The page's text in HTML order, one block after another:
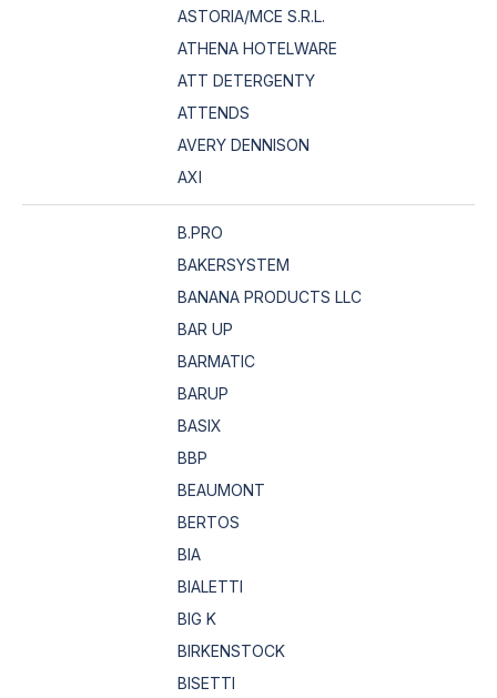
ASTORIA/MCE S.R.L.
ATHENA HOTELWARE
ATT DETERGENTY
ATTENDS
AVERY DENNISON
AXI
B.PRO
BAKERSYSTEM
BANANA PRODUCTS LLC
BAR UP
BARMATIC
BARUP
BASIX
BBP
BEAUMONT
BERTOS
BIA
BIALETTI
BIG K
BIRKENSTOCK
BISETTI